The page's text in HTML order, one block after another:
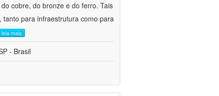
cobre, do bronze e do ferro. Tais
para infraestrutura como para
leia mais
- Brasil